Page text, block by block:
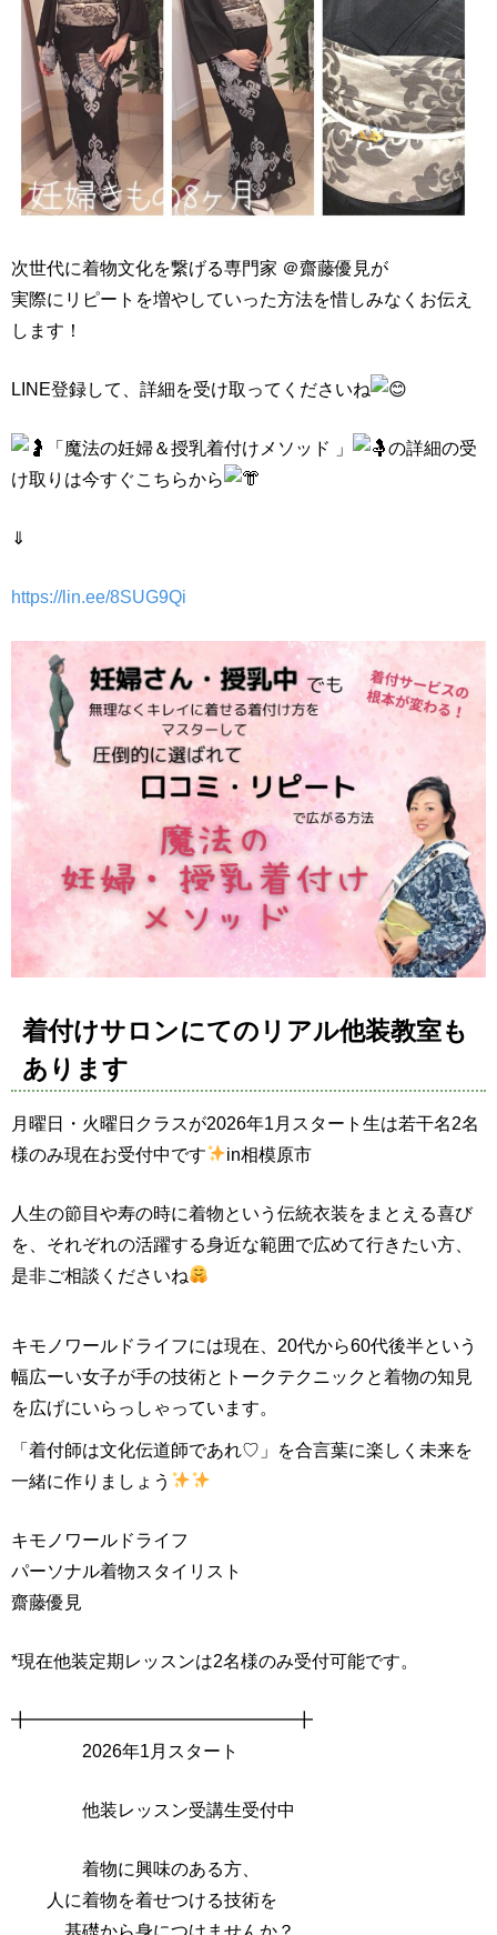
次世代に着物文化を繋げる専門家 ＠齋藤優見が
実際にリピートを増やしていった方法を惜しみなくお伝え
します！
LINE登録して、詳細を受け取ってくださいね
「魔法の妊婦＆授乳着付けメソッド 」
の詳細の受
け取りは今すぐこちらから
⇓
https://lin.ee/8SUG9Qi
着付けサロンにてのリアル他装教室も
あります
月曜日・火曜日クラスが2026年1月スタート生は若干名2名
様のみ現在お受付中です
in相模原市
人生の節目や寿の時に着物という伝統衣装をまとえる喜び
を、それぞれの活躍する身近な範囲で広めて行きたい方、
是非ご相談くださいね
キモノワールドライフには現在、20代から60代後半という
幅広ーい女子が手の技術とトークテクニックと着物の知見
を広げにいらっしゃっています。
「着付師は文化伝道師であれ♡」を合言葉に楽しく未来を
一緒に作りましょう
キモノワールドライフ
パーソナル着物スタイリスト
齋藤優見
*現在他装定期レッスンは2名様のみ受付可能です。
╋━━━━━━━━━━━━━━━╋
2026年1月スタート
他装レッスン受講生受付中
着物に興味のある方、
人に着物を着せつける技術を
基礎から身につけませんか？